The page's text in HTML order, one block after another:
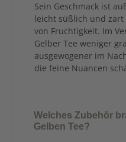
Sein Geschmack ist
leicht süßlich und
von Fruchtigkeit. Im
Gelber Tee weniger
ausgewogener im
die feine Nuancen
Welches Zubehör
Gelben Tee?